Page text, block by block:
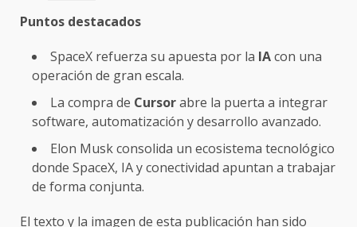
Puntos destacados
SpaceX refuerza su apuesta por la IAcon una
operación de gran escala.
La compra de Cursorabre la puerta a integrar
software, automatización y desarrollo avanzado.
Elon Musk consolida un ecosistema tecnológico
donde SpaceX, IA y conectividad apuntan a trabajar
de forma conjunta.
El texto y la imagen de esta publicación han sido